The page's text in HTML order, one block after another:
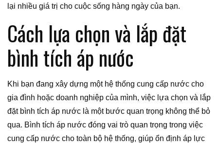
lại nhiều giá trị cho cuộc sống hàng ngày của bạn.
Cách lựa chọn và lắp đặt
bình tích áp nước
Khi bạn đang xây dựng một hệ thống cung cấp nước cho
gia đình hoặc doanh nghiệp của mình, việc lựa chọn và lắp
đặt bình tích áp nước là một bước quan trọng không thể bỏ
qua. Bình tích áp nước đóng vai trò quan trọng trong việc
cung cấp nước cho toàn bộ hệ thống, giúp ổn định áp lực